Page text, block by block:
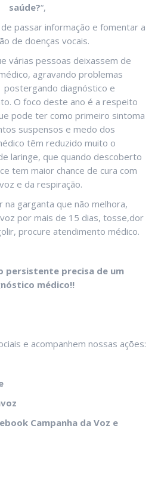
saúde?“,
passar informação e fomentar a
de doenças vocais.
várias pessoas deixassem de
agravando problemas
diagnóstico e
O foco deste ano é a respeito
pode ter como primeiro sintoma
suspensos e medo dos
têm reduzido muito o
laringe, que quando descoberto
tem maior chance de cura com
e da respiração.
garganta que não melhora,
por mais de 15 dias, tosse,dor
procure atendimento médico.
persistente precisa de um
médico!!
e acompanhem nossas ações:
da Voz e